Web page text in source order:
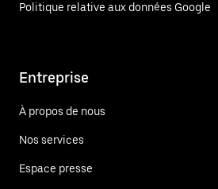
Politique relative aux données Google
Entreprise
À propos de nous
Nos services
Espace presse